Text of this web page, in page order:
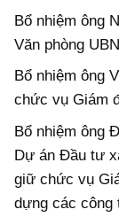
Bổ nhiệm ông
Văn phòng
Bổ nhiệm ông
chức vụ Giám
Bổ nhiệm ông
Dự án Đầu tư
giữ chức vụ
dựng các công